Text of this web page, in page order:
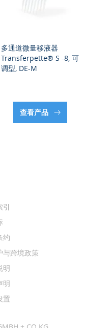
多通道微量移液器
Transferpette® S -8, 可
调型, DE-M
查看产品
引
约
与跨境政策
明
明
置